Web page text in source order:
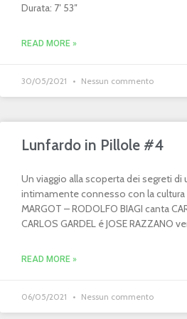
Durata: 7′ 53″
READ MORE »
30/05/2021 Nessun commento
Lunfardo in Pillole #4
Un viaggio alla scoperta dei segreti di
intimamente connesso con la cultura
MARGOT – RODOLFO BIAGI canta
CARLOS GARDEL é JOSE RAZZANO
READ MORE »
06/05/2021 Nessun commento